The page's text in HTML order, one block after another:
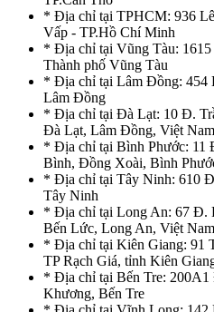
* Địa chỉ tại TPHCM: 936
Vấp - TP.Hồ Chí Minh
* Địa chỉ tại Vũng Tàu:
Thành phố Vũng Tàu
* Địa chỉ tại Lâm Đồng: 454
Lâm Đồng
* Địa chỉ tại Đà Lạt: 10 Đ.
Đà Lạt, Lâm Đồng, Việt Nam
* Địa chỉ tại Bình Phước: 11
Bình, Đồng Xoài, Bình
* Địa chỉ tại Tây Ninh: 610
Tây Ninh
* Địa chỉ tại Long An: 67 Đ.
Bến Lức, Long An, Việt Nam
* Địa chỉ tại Kiên Giang: 91
TP Rạch Giá, tỉnh Kiên
* Địa chỉ tại Bến Tre:
Khương, Bến Tre